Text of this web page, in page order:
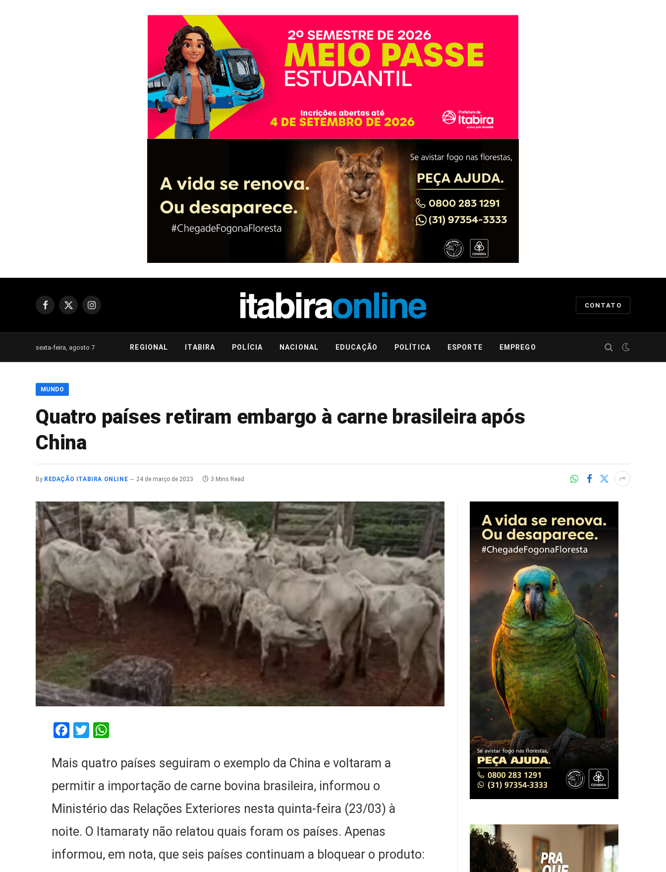
Facebook
X
Instagram
CONTATO
sexta-feira, agosto 7 REGIONAL ITABIRA POLÍCIA NACIONAL EDUCAÇÃO POLÍTICA ESPORTE EMPREGO
MUNDO
Quatro países retiram embargo à carne brasileira após
China
By REDAÇÃO ITABIRA ONLINE 24 de março de 2023 3 Mins Read
Facebook
Twitter
Mais quatro países seguiram o exemplo da China e voltaram a
permitir a importação de carne bovina brasileira, informou o
Ministério das Relações Exteriores nesta quinta-feira (23/03) à
noite. O Itamaraty não relatou quais foram os países. Apenas
informou, em nota, que seis países continuam a bloquear o produto: